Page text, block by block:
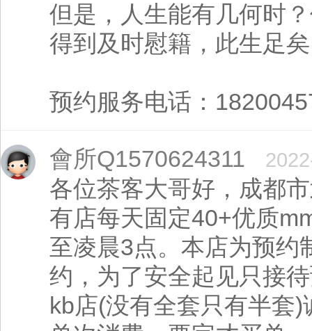
但是，人生能有几何时
得到及时慰籍，此生足
预约服务电话：
會所Q1570624311
各位茶客大哥好，成都
有店每天固定40+优质
至凌晨3点。本店为预约
约，为了安全起见只接
kb店(没有全套只有半套